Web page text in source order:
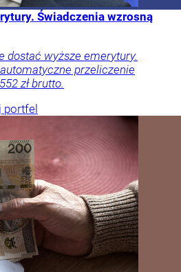
Świadczenia wzrosną
dostać wyższe emerytury.
przeliczenie
zł brutto.
portfel